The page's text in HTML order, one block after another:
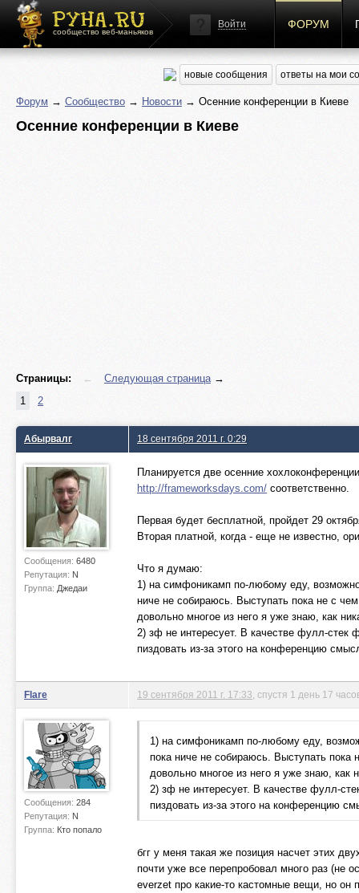
сообщество веб-маньяков
Войти ФОРУМ
новые сообщения ответы на мои
Форум → Сообщество → Новости → Осенние конференции в Киеве
Осенние конференции в Киеве
Страницы: ← Следующая страница→
1
2
Абырвалг
Сообщения: 6480
Репутация: N
Группа: Джедаи
18 сентября 2011 г. 0:29
Планируется две осенние
http://frameworksdays.com/ соответственно.
Первая будет бесплатной, пройдет 29
Вторая платной, когда - еще не известно,
Что я думаю:
1) на симфоникамп по-любому еду,
ниче не собираюсь. Выступать пока не с
довольно многое из него я уже знаю, как
2) зф не интересует. В качестве фулл-стек
пиздовать из-за этого на конференцию
Flare
Сообщения: 284
Репутация: N
Группа: Кто попало
19 сентября 2011 г. 17:33 , спустя 1 день 17
1) на симфоникамп по-любому еду,
пока ниче не собираюсь. Выступать пока
довольно многое из него я уже знаю,
2) зф не интересует. В качестве фулл-
пиздовать из-за этого на конференцию
бгг у меня такая же позиция насчет этих
почти уже все перепробовал много раз (не
everzet про какие-то кастомные вещи, но он